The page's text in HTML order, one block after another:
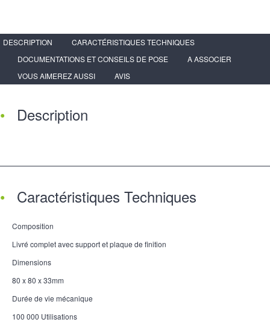
DESCRIPTION
CARACTÉRISTIQUES TECHNIQUES
DOCUMENTATIONS ET CONSEILS DE POSE
A ASSOCIER
VOUS AIMEREZ AUSSI
AVIS
Description
Caractéristiques Techniques
Composition
Livré complet avec support et plaque de finition
Dimensions
80 x 80 x 33mm
Durée de vie mécanique
100 000 Utilisations